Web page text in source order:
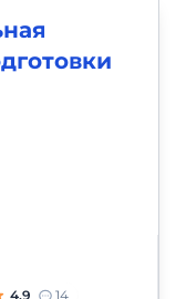
4.9 14